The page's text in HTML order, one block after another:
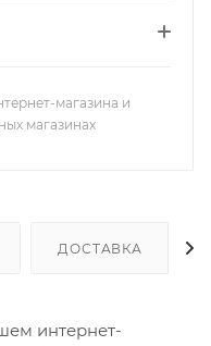
магазина и
магазинах
ДОСТАВКА
интернет-